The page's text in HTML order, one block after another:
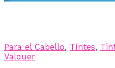
Para el Cabello, Tíntes,
Valquer